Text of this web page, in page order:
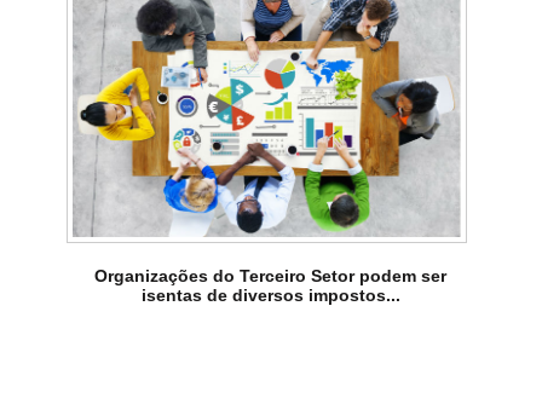
Organizações do Terceiro Setor podem ser
isentas de diversos impostos...